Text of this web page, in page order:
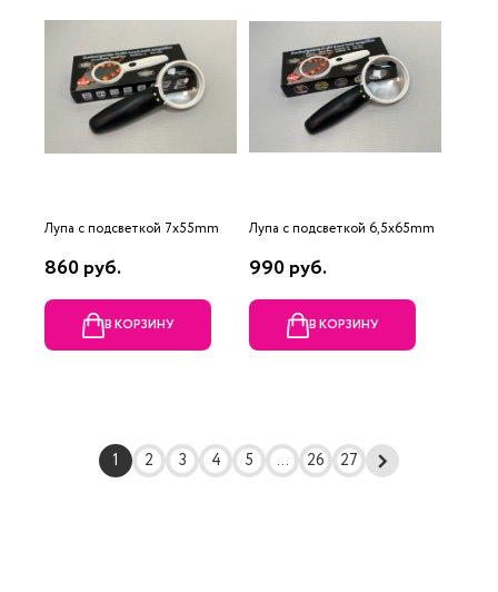
Лупа с подсветкой 7x55mm
860 руб.
В КОРЗИНУ
Лупа с подсветкой 6,5x65mm
990 руб.
В КОРЗИНУ
1 2 3 4 5 ... 26 27